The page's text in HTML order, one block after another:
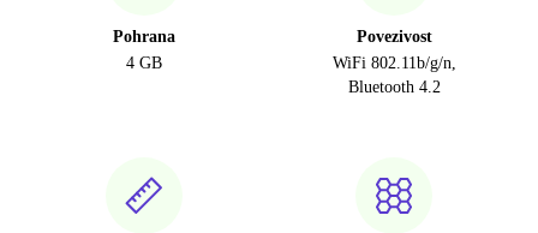
Pohrana
4 GB
Povezivost
WiFi 802.11b/g/n,
Bluetooth 4.2